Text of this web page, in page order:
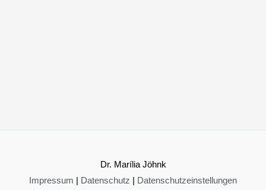
Dr. Marília Jöhnk
Impressum
Datenschutz Datenschutzeinstellungen